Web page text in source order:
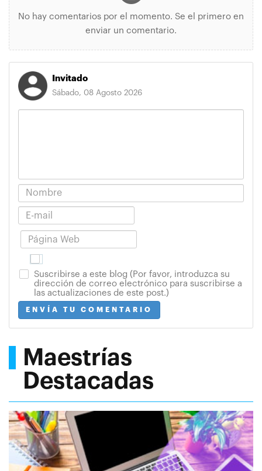
No hay comentarios por el momento. Se el primero en
enviar un comentario.
Invitado
Sábado, 08 Agosto 2026
Suscribirse a este blog (Por favor, introduzca su
dirección de correo electrónico para suscribirse a
las actualizaciones de este post.)
ENVÍA TU COMENTARIO
Maestrías
Destacadas